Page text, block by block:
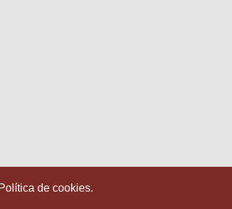
de cookies.